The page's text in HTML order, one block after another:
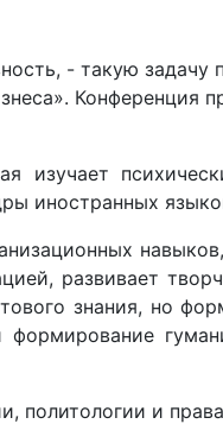
- такую задачу
Конференция
изучает
иностранных
развивает
знания, но
политологии и